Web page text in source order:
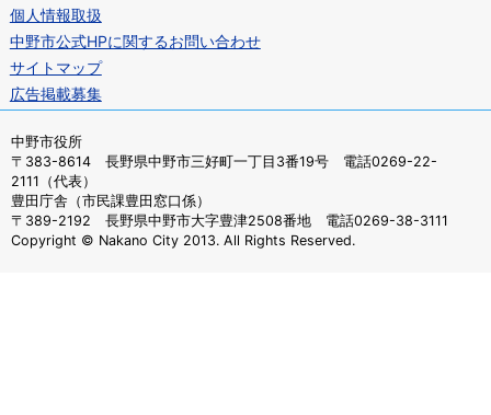
個人情報取扱
中野市公式HPに関するお問い合わせ
サイトマップ
広告掲載募集
中野市役所
〒383-8614 長野県中野市三好町一丁目3番19号 電話0269-22-
2111（代表）
豊田庁舎（市民課豊田窓口係）
〒389-2192 長野県中野市大字豊津2508番地 電話0269-38-3111
Copyright © Nakano City 2013. All Rights Reserved.